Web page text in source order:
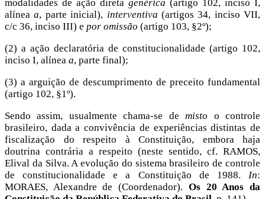
modalidades de ação direta genérica (artigo 102, inciso I,
alíneaa, parte inicial), interventiva (artigos 34, inciso VII,
c/c 36, inciso III) e por omissão (artigo 103, §2º);
(2) a ação declaratória de constitucionalidade (artigo 102,
inciso I, alínea a, parte final);
(3) a arguição de descumprimento de preceito fundamental
(artigo 102, §1º).
Sendo assim, usualmente chama-se demisto o controle
brasileiro, dada a convivência de experiências distintas de
fiscalização do respeito à Constituição, embora haja
doutrina contrária a respeito (neste sentido, cf. RAMOS,
Elival da Silva. A evolução do sistema brasileiro de controle
de constitucionalidade e a Constituição de 1988. In:
MORAES, Alexandre de (Coordenador). Os 20 Anos da